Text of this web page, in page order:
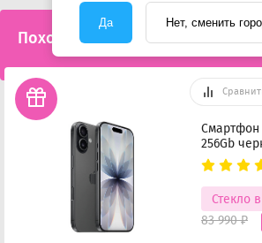
Похожие товары
Смартфон
256Gb
Стекло
83 990 ₽
Да Нет, сменить